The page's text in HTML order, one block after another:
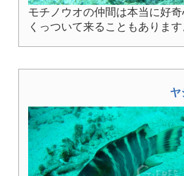
モチノウオの仲間は本当に好
くっついて来ることもあります
ヤ